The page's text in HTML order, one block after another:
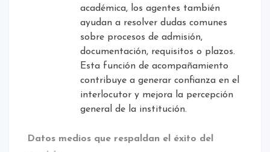
académica, los agentes también
ayudan a resolver dudas comunes
sobre procesos de admisión,
documentación, requisitos o plazos.
Esta función de acompañamiento
contribuye a generar confianza en el
interlocutor y mejora la percepción
general de la institución.
Datos medios que respaldan el éxito del